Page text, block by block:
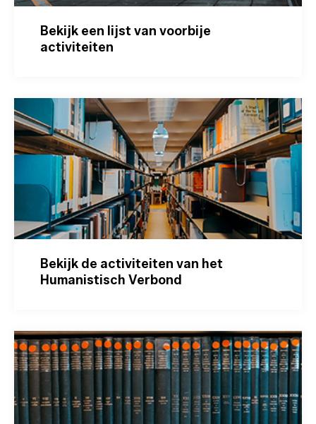
Bekijk een lijst van voorbije
activiteiten
Bekijk de activiteiten van het
Humanistisch Verbond